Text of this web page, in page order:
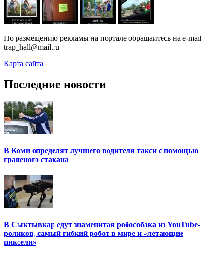
По размещению рекламы на портале обращайтесь на e-mail
trap_hall@mail.ru
Карта сайта
Последние новости
В Коми определят лучшего водителя такси с помощью
граненого стакана
В Сыктывкар едут знаменитая робособака из YouTube-
роликов, самый гибкий робот в мире и «летающие
пиксели»